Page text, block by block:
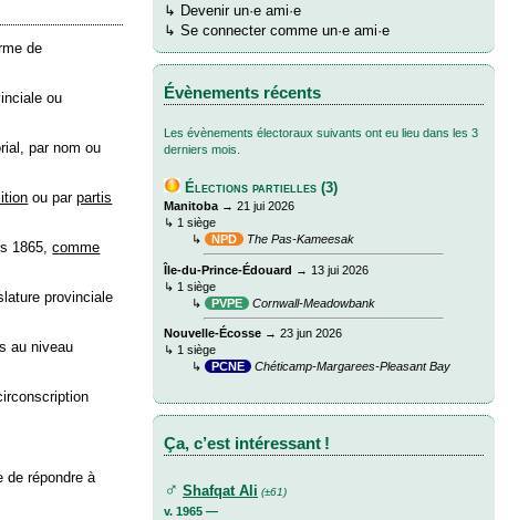
de
ou
par nom ou
ou parpartis
1865,comme
provinciale
au niveau
de répondre à
↳ Devenir un·e ami·e
↳ Se connecter comme un·e ami·e
Évènements récents
Les évènements électoraux suivants ont eu lieu dans les 3
derniers mois.
Élections partielles (3)
Manitoba → 21 jui 2026
↳ 1 siège
↳ NPD The Pas-Kameesak
Île-du-Prince-Édouard → 13 jui 2026
↳ 1 siège
↳ PVPE Cornwall-Meadowbank
Nouvelle-Écosse → 23 jun 2026
↳ 1 siège
↳ PCNE Chéticamp-Margarees-Pleasant Bay
Ça, c’est intéressant !
♂ Shafqat Ali (±61)
v. 1965 —